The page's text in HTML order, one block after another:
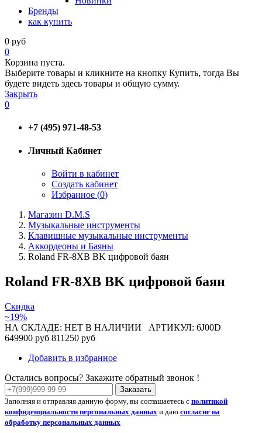
Бренды
как купить
0 руб
0
Корзина пуста.
Выберите товары и кликните на кнопку Купить, тогда Вы
будете видеть здесь товары и общую сумму.
Закрыть
0
+7 (495) 971-48-53
Личный Кабинет
Войти в кабинет
Создать кабинет
Избранное (0)
Магазин D.M.S
Музыкальные инструменты
Клавишные музыкальные инструменты
Аккордеоны и Баяны
Roland FR-8XB BK цифровой баян
Roland FR-8XB BK цифровой баян
Скидка
~19%
НА СКЛАДЕ: НЕТ В НАЛИЧИИ АРТИКУЛ: 6J00D
649900 руб 811250 руб
Добавить в избранное
Остались вопросы? Закажите обратный звонок !
Заказать
Заполняя и отправляя данную форму, вы соглашаетесь с политикой
конфиденциальности персональных данных и даю согласие на
обработку персональных данных